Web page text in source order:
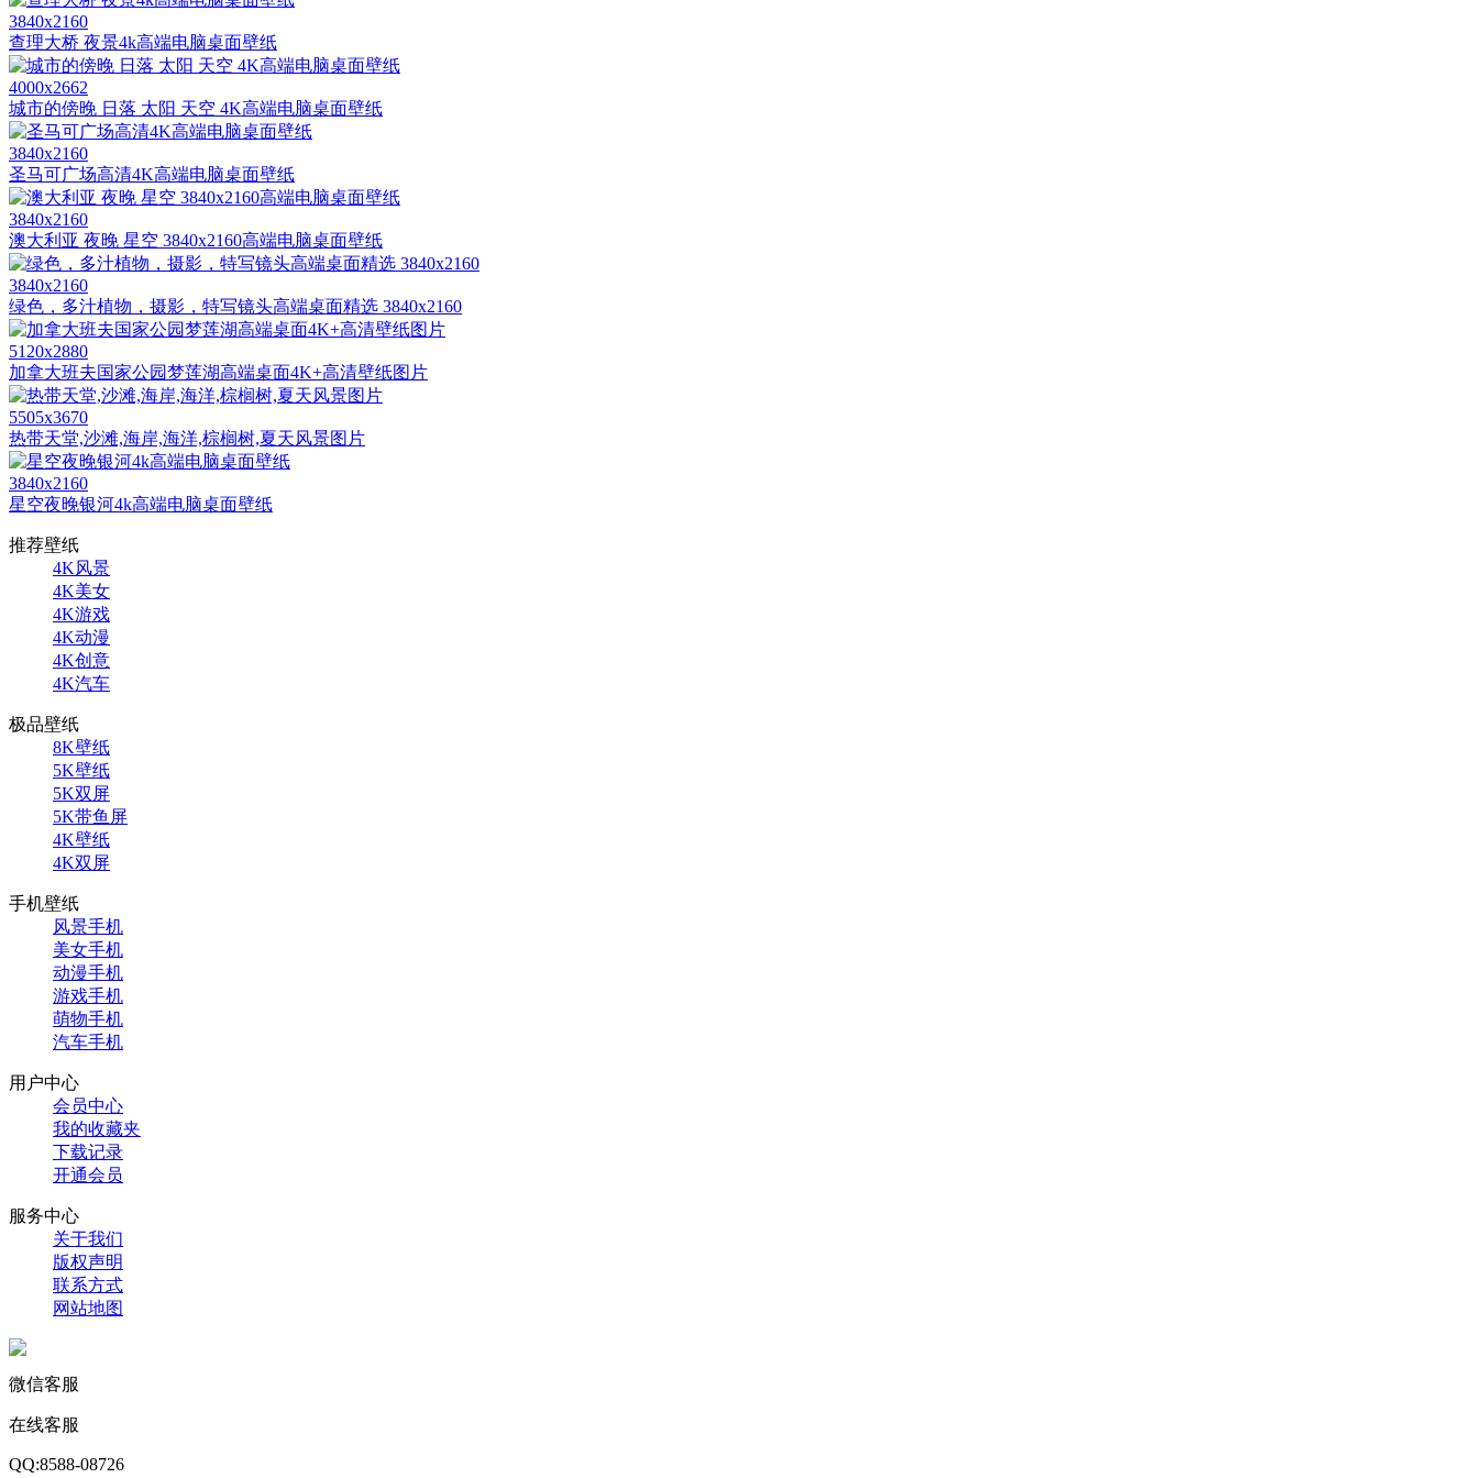
3840x2160
查理大桥 夜景4k高端电脑桌面壁纸
4000x2662
城市的傍晚 日落 太阳 天空 4K高端电脑桌面壁纸
3840x2160
圣马可广场高清4K高端电脑桌面壁纸
3840x2160
澳大利亚 夜晚 星空 3840x2160高端电脑桌面壁纸
3840x2160
绿色，多汁植物，摄影，特写镜头高端桌面精选 3840x2160
5120x2880
加拿大班夫国家公园梦莲湖高端桌面4K+高清壁纸图片
5505x3670
热带天堂,沙滩,海岸,海洋,棕榈树,夏天风景图片
3840x2160
星空夜晚银河4k高端电脑桌面壁纸
推荐壁纸
4K风景
4K美女
4K游戏
4K动漫
4K创意
4K汽车
极品壁纸
8K壁纸
5K壁纸
5K双屏
5K带鱼屏
4K壁纸
4K双屏
手机壁纸
风景手机
美女手机
动漫手机
游戏手机
萌物手机
汽车手机
用户中心
会员中心
我的收藏夹
下载记录
开通会员
服务中心
关于我们
版权声明
联系方式
网站地图
微信客服
在线客服
QQ:8588-08726